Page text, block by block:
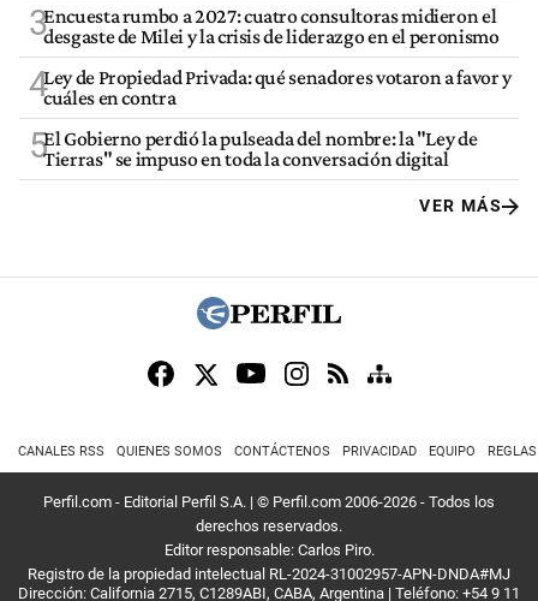
3Encuesta rumbo a 2027: cuatro consultoras midieron el
desgaste de Milei y la crisis de liderazgo en el peronismo
4Ley de Propiedad Privada: qué senadores votaron a favor y
cuáles en contra
5El Gobierno perdió la pulseada del nombre: la "Ley de
Tierras" se impuso en toda la conversación digital
VER MÁS
CANALES RSS QUIENES SOMOS CONTÁCTENOS PRIVACIDAD EQUIPO
Perfil.com - Editorial Perfil S.A. | © Perfil.com 2006-2026 - Todos los
derechos reservados.
Editor responsable: Carlos Piro.
Registro de la propiedad intelectual RL-2024-31002957-APN-DNDA#MJ
Dirección: California 2715, C1289ABI, CABA, Argentina | Teléfono: +54 9 11